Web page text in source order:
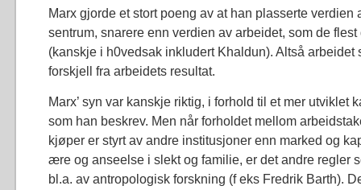
Marx gjorde et stort poeng av at han plasserte verdien
sentrum, snarere enn verdien av arbeidet, som de
(kanskje i h0vedsak inkludert Khaldun). Altså arbeidet
forskjell fra arbeidets resultat.
Marx’ syn var kanskje riktig, i forhold til et mer utviklet
som han beskrev. Men når forholdet mellom
kjøper er styrt av andre institusjoner enn marked og
ære og anseelse i slekt og familie, er det andre regler
bl.a. av antropologisk forskning (f eks Fredrik Barth).